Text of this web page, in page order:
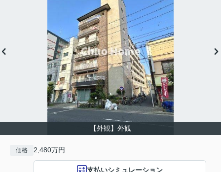
【外観】外観
価格 2,480万円
支払いシミュレーション